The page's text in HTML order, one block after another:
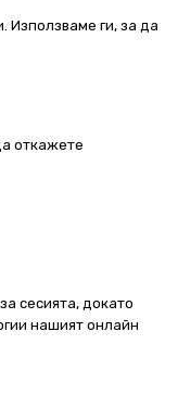
Използваме ги, за да
откажете
сесията, докато
нашият онлайн